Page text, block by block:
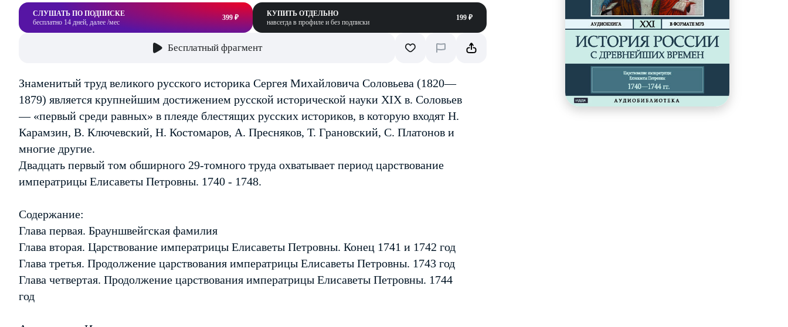
СЛУШАТЬ ПО ПОДПИСКЕ
бесплатно 14 дней, далее /мес
399 ₽
КУПИТЬ ОТДЕЛЬНО
навсегда в профиле и без подписки
199 ₽
Бесплатный фрагмент
Знаменитый труд великого русского историка Сергея Михайловича Соловьева (1820—
1879) является крупнейшим достижением русской исторической науки XIX в. Соловьев
— «первый среди равных» в плеяде блестящих русских историков, в которую входят Н.
Карамзин, В. Ключевский, Н. Костомаров, А. Пресняков, Т. Грановский, С. Платонов и
многие другие.
Двадцать первый том обширного 29-томного труда охватывает период царствование
императрицы Елисаветы Петровны. 1740 - 1748.
Содержание:
Глава первая. Брауншвейгская фамилия
Глава вторая. Царствование императрицы Елисаветы Петровны. Конец 1741 и 1742 год
Глава третья. Продолжение царствования императрицы Елисаветы Петровны. 1743 год
Глава четвертая. Продолжение царствования императрицы Елисаветы Петровны. 1744
год